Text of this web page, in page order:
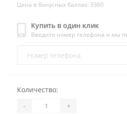
Цена в бонусных баллах: 3360
Купить в один клик
Введите номер телефона и мы
Количество:
- +